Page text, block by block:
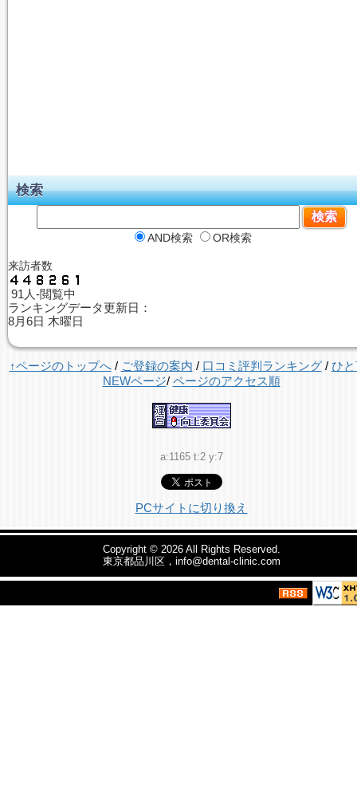
検索
AND検索 OR検索
来訪者数
91人-閲覧中
ランキングデータ更新日：
8月6日 木曜日
↑ページのトップへ/ ご登録の案内 / 口コミ評判ランキング/ ひ
NEWページ/ ページのアクセス順
a:1165 t:2 y:7
PCサイトに切り換え
Copyright © 2026 All Rights Reserved.
東京都品川区，info@dental-clinic.com